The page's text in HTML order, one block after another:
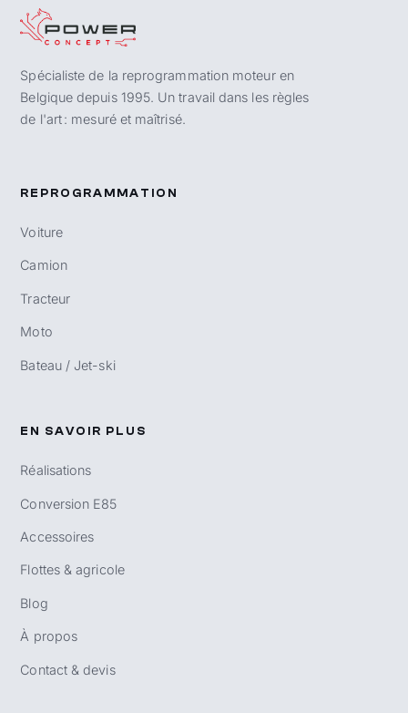
Spécialiste de la reprogrammation moteur en
Belgique depuis 1995. Un travail dans les règles
de l'art : mesuré et maîtrisé.
REPROGRAMMATION
Voiture
Camion
Tracteur
Moto
Bateau / Jet-ski
EN SAVOIR PLUS
Réalisations
Conversion E85
Accessoires
Flottes & agricole
Blog
À propos
Contact & devis